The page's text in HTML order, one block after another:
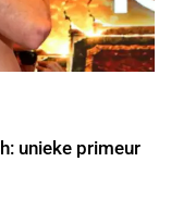
unieke primeur